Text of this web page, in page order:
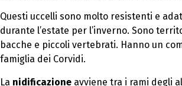
Questi uccelli sono molto resistenti e
durante l’estate per l’inverno. Sono
bacche e piccoli vertebrati. Hanno un
famiglia dei Corvidi.
La nidificazione avviene tra i rami degli